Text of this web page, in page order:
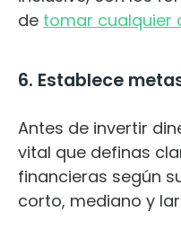
de tomar cualquier
6. Establece
Antes de invertir
vital que definas
financieras según
corto, mediano y